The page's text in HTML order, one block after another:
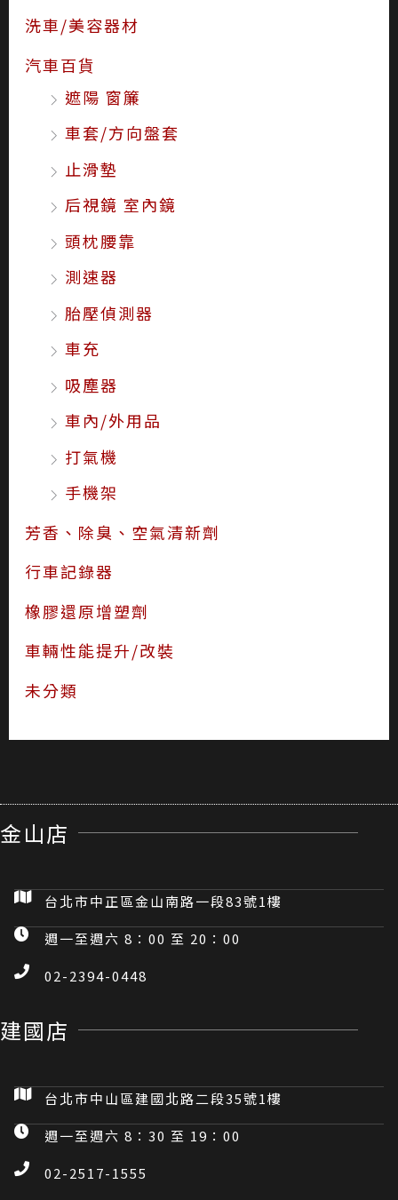
洗車/美容器材
汽車百貨
遮陽 窗簾
車套/方向盤套
止滑墊
后視鏡 室內鏡
頭枕腰靠
測速器
胎壓偵測器
車充
吸塵器
車內/外用品
打氣機
手機架
芳香、除臭、空氣清新劑
行車記錄器
橡膠還原增塑劑
車輛性能提升/改裝
未分類
金山店
台北市中正區金山南路一段83號1樓
週一至週六 8：00 至 20：00
02-2394-0448
建國店
台北市中山區建國北路二段35號1樓
週一至週六 8：30 至 19：00
02-2517-1555